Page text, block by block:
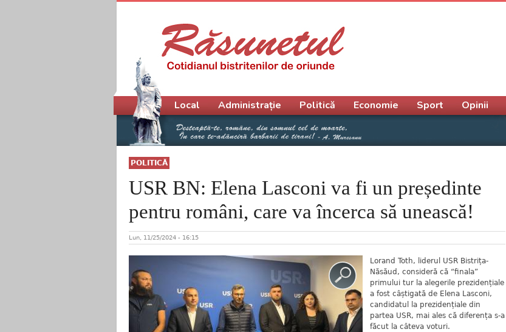
POLITICĂ
USR BN: Elena Lasconi va fi un președinte
pentru români, care va încerca să unească!
Lun, 11/25/2024 - 16:15
Lorand Toth, liderul USR Bistrița-
Năsăud, consideră că “finala”
primului tur la alegerile prezidențiale
a fost câștigată de Elena Lasconi,
candidatul la prezidențiale din
partea USR, mai ales că diferența s-a
făcut la câteva voturi.
Meniu principal
Local Administrație Politică Economie Sport Opinii